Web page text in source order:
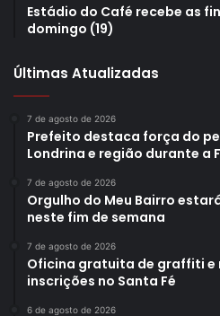
Estádio do Café recebe as
domingo (19)
Últimas Atualizadas
7 de agosto de 2026
Prefeito destaca força do
Londrina e região durante a
7 de agosto de 2026
Orgulho do Meu Bairro
neste fim de semana
7 de agosto de 2026
Oficina gratuita de graffiti e
inscrições no Santa Fé
6 de agosto de 2026